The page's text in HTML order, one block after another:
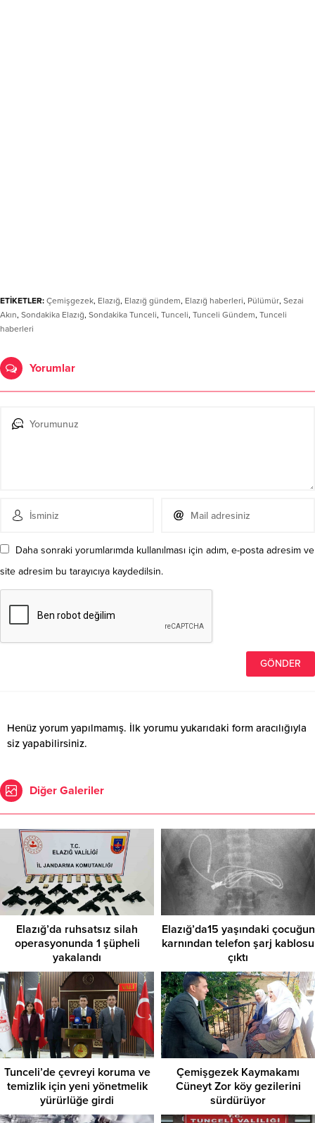
ETİKETLER: Çemişgezek, Elazığ, Elazığ gündem, Elazığ haberleri, Pülümür, Sezai
Akın, Sondakika Elazığ, Sondakika Tunceli, Tunceli, Tunceli Gündem, Tunceli
haberleri
Yorumlar
Daha sonraki yorumlarımda kullanılması için adım, e-posta adresim ve
site adresim bu tarayıcıya kaydedilsin.
Henüz yorum yapılmamış. İlk yorumu yukarıdaki form aracılığıyla
siz yapabilirsiniz.
Diğer Galeriler
Elazığ’da ruhsatsız silah
operasyonunda 1 şüpheli
yakalandı
Elazığ’da15 yaşındaki çocuğun
karnından telefon şarj kablosu
çıktı
Tunceli’de çevreyi koruma ve
temizlik için yeni yönetmelik
yürürlüğe girdi
Çemişgezek Kaymakamı
Cüneyt Zor köy gezilerini
sürdürüyor